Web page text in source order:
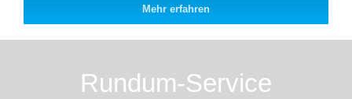
Mehr erfahren
Rundum-Service